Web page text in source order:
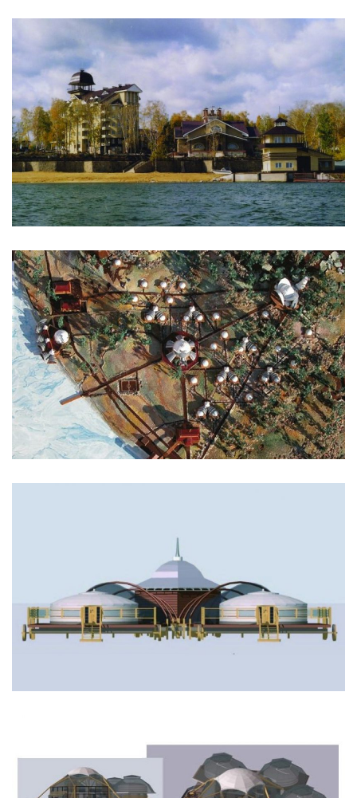
Projet de Complexe Hôtelier en Mongolie.
Nomade mini-hôtel modulaire. Projet de
Complexe Hôtelier en Mongolie.
Complexe Hôtelier autour du site historique
d’Arkaïm.